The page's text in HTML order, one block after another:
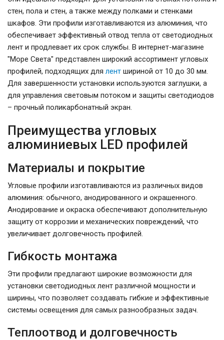
стен, пола и стен, а также между полками и стенками
шкафов. Эти профили изготавливаются из алюминия, что
обеспечивает эффективный отвод тепла от светодиодных
лент и продлевает их срок службы. В интернет-магазине
"Море Света" представлен широкий ассортимент угловых
профилей, подходящих для лент шириной от 10 до 30 мм.
Для завершенности установки используются заглушки, а
для управления световым потоком и защиты светодиодов
– прочный поликарбонатный экран.
Преимущества угловых
алюминиевых LED профилей
Материалы и покрытие
Угловые профили изготавливаются из различных видов
алюминия: обычного, анодированного и окрашенного.
Анодирование и окраска обеспечивают дополнительную
защиту от коррозии и механических повреждений, что
увеличивает долговечность профилей.
Гибкость монтажа
Эти профили предлагают широкие возможности для
установки светодиодных лент различной мощности и
ширины, что позволяет создавать гибкие и эффективные
системы освещения для самых разнообразных задач.
Теплоотвод и долговечность